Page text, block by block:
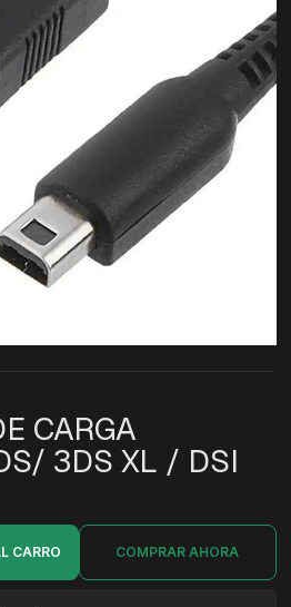
CARGA
3DS XL / DSI
CARRO COMPRAR AHORA